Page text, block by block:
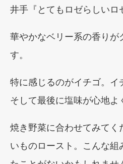
井手『とてもロゼらしいロ
華やかなベリー系の香りが
す。
特に感じるのがイチゴ。イ
そして最後に塩味が心地よ
焼き野菜に合わせてみてく
いものロースト。こんな組